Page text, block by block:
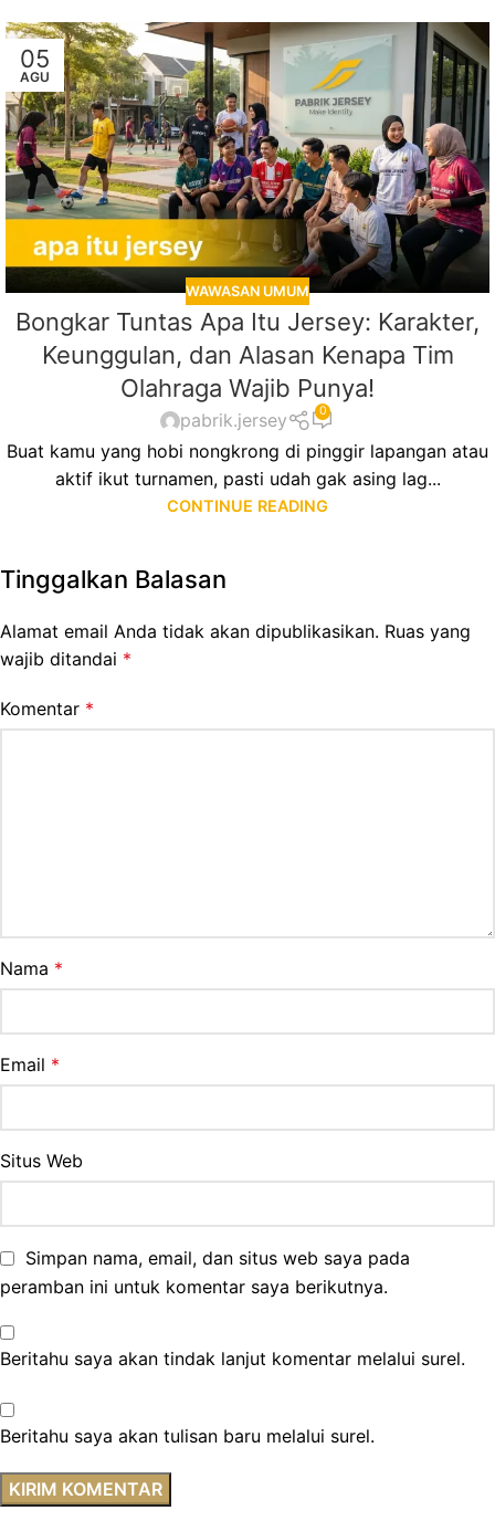
05
AGU
WAWASAN UMUM
Bongkar Tuntas Apa Itu Jersey: Karakter,
Keunggulan, dan Alasan Kenapa Tim
Olahraga Wajib Punya!
pabrik.jersey 0
Buat kamu yang hobi nongkrong di pinggir lapangan atau
aktif ikut turnamen, pasti udah gak asing lag...
CONTINUE READING
Tinggalkan Balasan
Alamat email Anda tidak akan dipublikasikan. Ruas yang
wajib ditandai *
Komentar *
Nama *
Email *
Situs Web
Simpan nama, email, dan situs web saya pada
peramban ini untuk komentar saya berikutnya.
Beritahu saya akan tindak lanjut komentar melalui surel.
Beritahu saya akan tulisan baru melalui surel.